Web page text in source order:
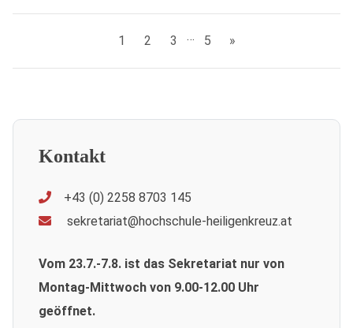
1 2 3 … 5 »
Kontakt
+43 (0) 2258 8703 145
sekretariat@hochschule-heiligenkreuz.at
Vom 23.7.-7.8. ist das Sekretariat nur von
Montag-Mittwoch von 9.00-12.00 Uhr
geöffnet.